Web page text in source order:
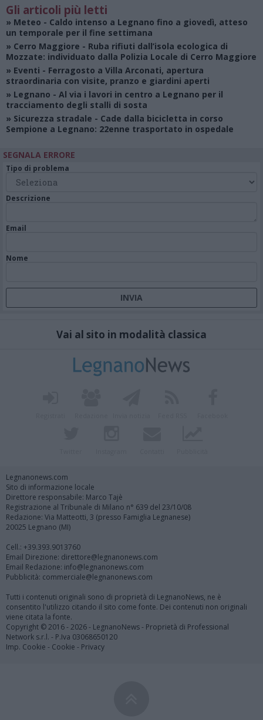
Gli articoli più letti
» Meteo - Caldo intenso a Legnano fino a giovedì, atteso
un temporale per il fine settimana
» Cerro Maggiore - Ruba rifiuti dall’isola ecologica di
Mozzate: individuato dalla Polizia Locale di Cerro Maggiore
» Eventi - Ferragosto a Villa Arconati, apertura
straordinaria con visite, pranzo e giardini aperti
» Legnano - Al via i lavori in centro a Legnano per il
tracciamento degli stalli di sosta
» Sicurezza stradale - Cade dalla bicicletta in corso
Sempione a Legnano: 22enne trasportato in ospedale
SEGNALA ERRORE
Tipo di problema
Descrizione
Email
Nome
Vai al sito in modalità classica
Legnanonews.com
Sito di informazione locale
Direttore responsabile: Marco Tajè
Registrazione al Tribunale di Milano n° 639 del 23/10/08
Redazione: Via Matteotti, 3 (presso Famiglia Legnanese)
20025 Legnano (MI)
Cell.: +39.393.9013760
Email Direzione: direttore@legnanonews.com
Email Redazione: info@legnanonews.com
Pubblicità: commerciale@legnanonews.com
Tutti i contenuti originali sono di proprietà di LegnanoNews, ne è
consentito l'utilizzo citando il sito come fonte. Dei contenuti non originali
viene citata la fonte.
Copyright © 2016 - 2026 - LegnanoNews - Proprietà di Professional
Network s.r.l. - P.Iva 03068650120
Imp. Cookie - Cookie - Privacy